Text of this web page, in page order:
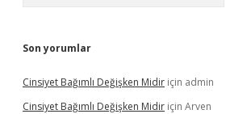
Son yorumlar
Cinsiyet Bağımlı Değişken Midir için admin
Cinsiyet Bağımlı Değişken Midir için Arven